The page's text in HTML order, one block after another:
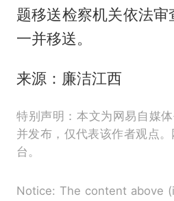
题移送检察机关依法
一并移送。
来源：廉洁江西
特别声明：本文为网易自媒
并发布，仅代表该作者观点
台。
Notice: The content above